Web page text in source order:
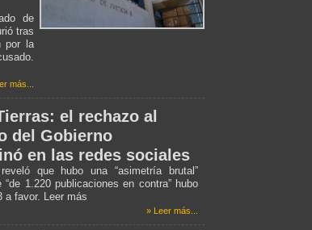
de
tras
por la
más...
el rechazo al
del Gobierno
en las redes sociales
que hubo una “asimetría brutal”
“de 1.220 publicaciones en contra” hubo
a favor. Leer más
» Leer más...